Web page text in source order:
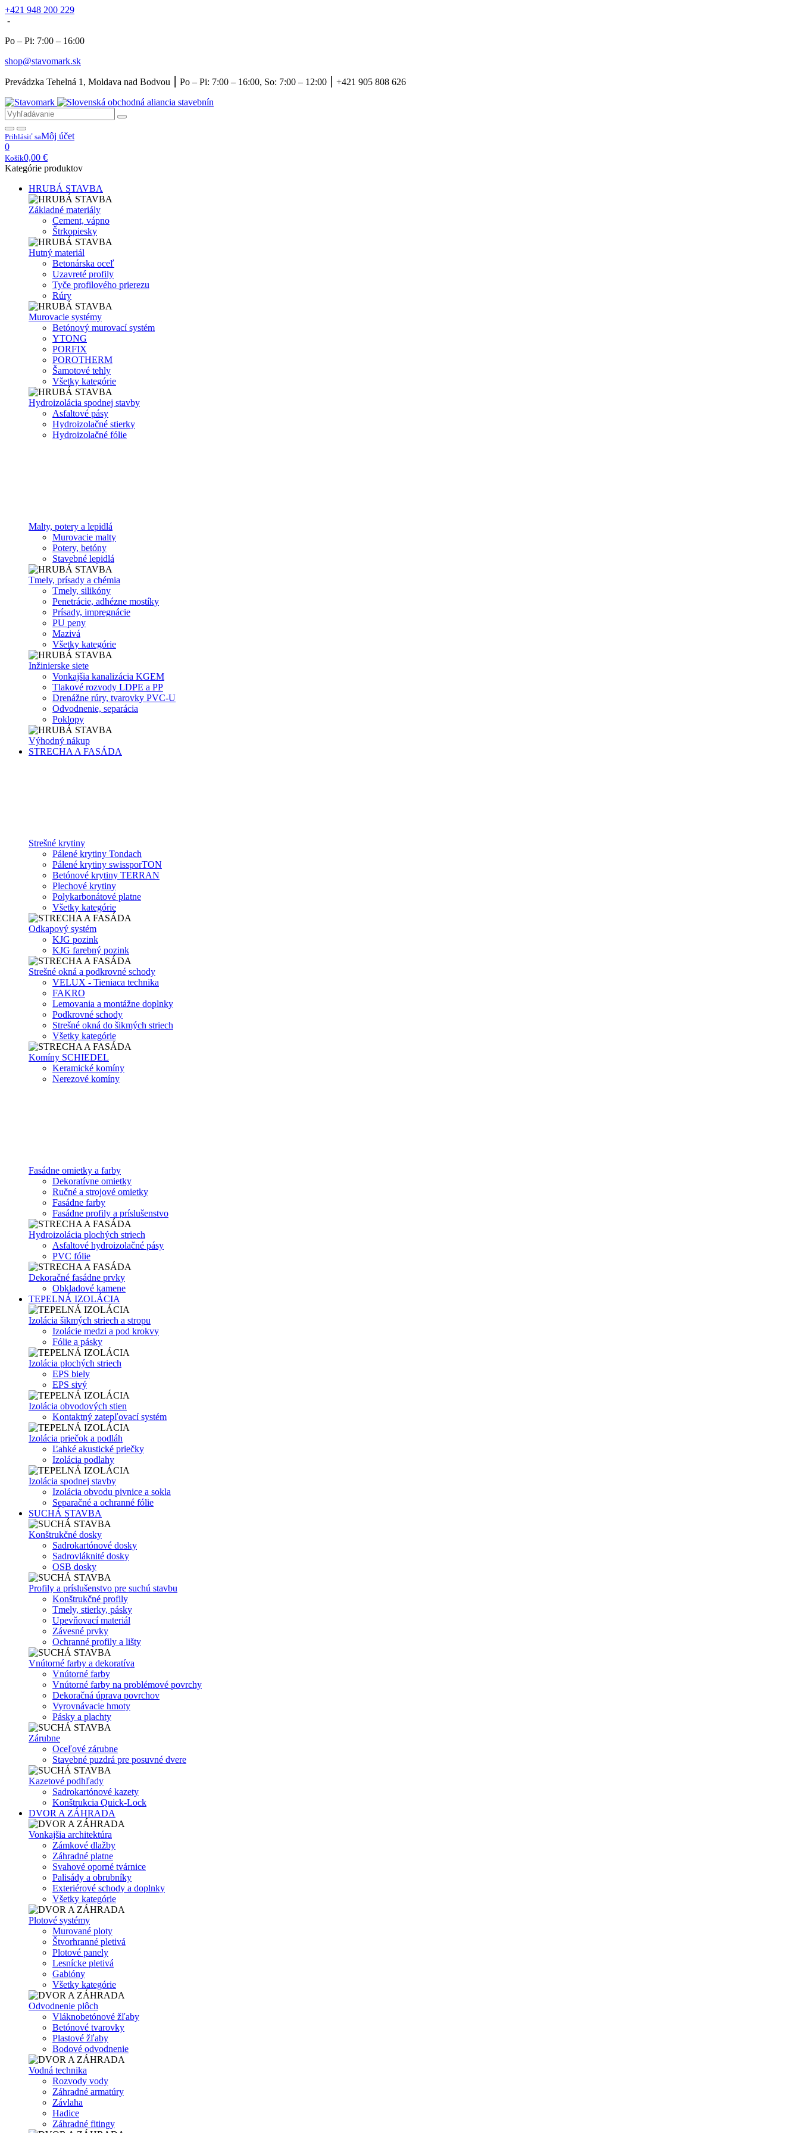
+421 948 200 229
-
Po – Pi: 7:00 – 16:00
shop@stavomark.sk
Prevádzka Tehelná 1, Moldava nad Bodvou ⎮ Po – Pi: 7:00 – 16:00, So: 7:00 – 12:00 ⎮ +421 905 808 626
Prihlásiť saMôj účet
0
Košík0,00 €
Kategórie produktov
HRUBÁ STAVBA
Základné materiály
Cement, vápno
Štrkopiesky
Hutný materiál
Betonárska oceľ
Uzavreté profily
Tyče profilového prierezu
Rúry
Murovacie systémy
Betónový murovací systém
YTONG
PORFIX
POROTHERM
Šamotové tehly
Všetky kategórie
Hydroizolácia spodnej stavby
Asfaltové pásy
Hydroizolačné stierky
Hydroizolačné fólie
Malty, potery a lepidlá
Murovacie malty
Potery, betóny
Stavebné lepidlá
Tmely, prísady a chémia
Tmely, silikóny
Penetrácie, adhézne mostíky
Prísady, impregnácie
PU peny
Mazivá
Všetky kategórie
Inžinierske siete
Vonkajšia kanalizácia KGEM
Tlakové rozvody LDPE a PP
Drenážne rúry, tvarovky PVC-U
Odvodnenie, separácia
Poklopy
Výhodný nákup
STRECHA A FASÁDA
Strešné krytiny
Pálené krytiny Tondach
Pálené krytiny swissporTON
Betónové krytiny TERRAN
Plechové krytiny
Polykarbonátové platne
Všetky kategórie
Odkapový systém
KJG pozink
KJG farebný pozink
Strešné okná a podkrovné schody
VELUX - Tieniaca technika
FAKRO
Lemovania a montážne doplnky
Podkrovné schody
Strešné okná do šikmých striech
Všetky kategórie
Komíny SCHIEDEL
Keramické komíny
Nerezové komíny
Fasádne omietky a farby
Dekoratívne omietky
Ručné a strojové omietky
Fasádne farby
Fasádne profily a príslušenstvo
Hydroizolácia plochých striech
Asfaltové hydroizolačné pásy
PVC fólie
Dekoračné fasádne prvky
Obkladové kamene
TEPELNÁ IZOLÁCIA
Izolácia šikmých striech a stropu
Izolácie medzi a pod krokvy
Fólie a pásky
Izolácia plochých striech
EPS biely
EPS sivý
Izolácia obvodových stien
Kontaktný zatepľovací systém
Izolácia priečok a podláh
Ľahké akustické priečky
Izolácia podlahy
Izolácia spodnej stavby
Izolácia obvodu pivnice a sokla
Separačné a ochranné fólie
SUCHÁ STAVBA
Konštrukčné dosky
Sadrokartónové dosky
Sadrovláknité dosky
OSB dosky
Profily a príslušenstvo pre suchú stavbu
Konštrukčné profily
Tmely, stierky, pásky
Upevňovací materiál
Závesné prvky
Ochranné profily a lišty
Vnútorné farby a dekoratíva
Vnútorné farby
Vnútorné farby na problémové povrchy
Dekoračná úprava povrchov
Vyrovnávacie hmoty
Pásky a plachty
Zárubne
Oceľové zárubne
Stavebné puzdrá pre posuvné dvere
Kazetové podhľady
Sadrokartónové kazety
Konštrukcia Quick-Lock
DVOR A ZÁHRADA
Vonkajšia architektúra
Zámkové dlažby
Záhradné platne
Svahové oporné tvárnice
Palisády a obrubníky
Exteriérové schody a doplnky
Všetky kategórie
Plotové systémy
Murované ploty
Štvorhranné pletivá
Plotové panely
Lesnícke pletivá
Gabióny
Všetky kategórie
Odvodnenie plôch
Vláknobetónové žľaby
Betónové tvarovky
Plastové žľaby
Bodové odvodnenie
Vodná technika
Rozvody vody
Záhradné armatúry
Závlaha
Hadice
Záhradné fitingy